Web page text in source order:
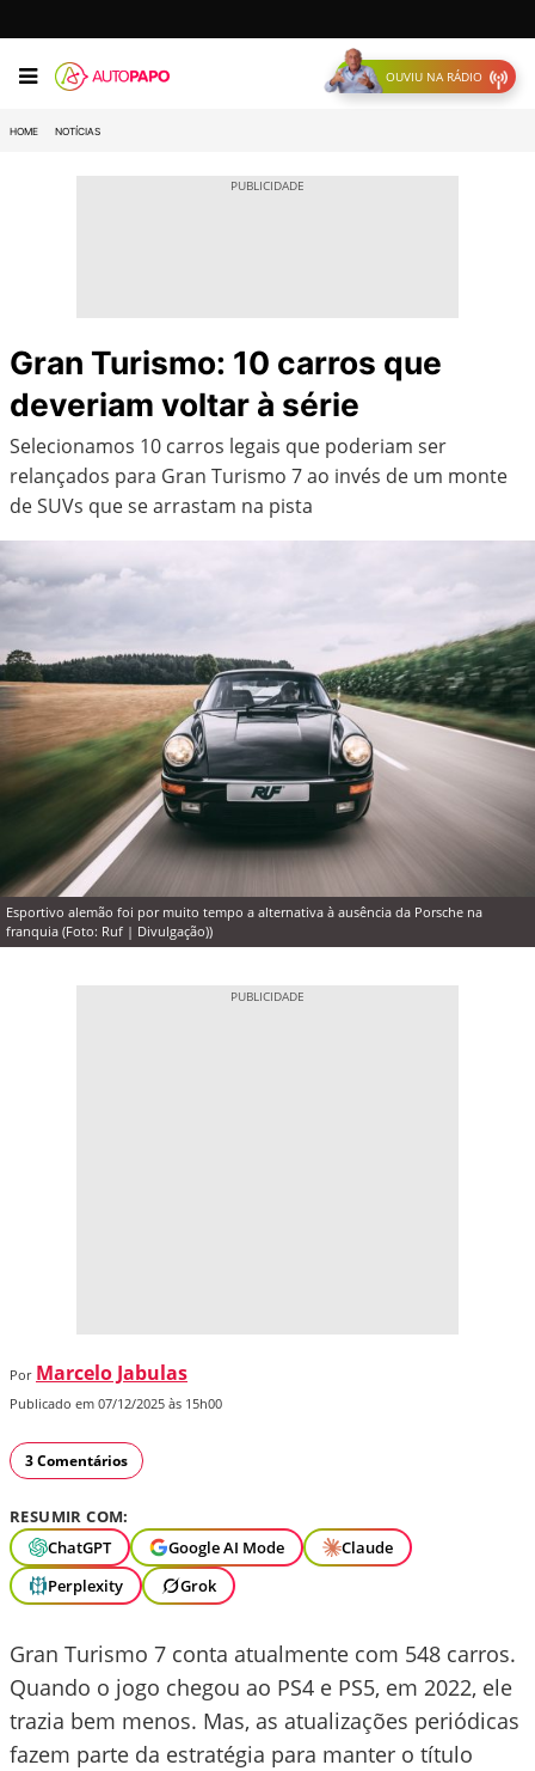
OUVIU NA RÁDIO
HOME NOTÍCIAS
Gran Turismo: 10 carros que
deveriam voltar à série
Selecionamos 10 carros legais que poderiam ser
relançados para Gran Turismo 7 ao invés de um monte
de SUVs que se arrastam na pista
Esportivo alemão foi por muito tempo a alternativa à ausência da Porsche na
franquia (Foto: Ruf | Divulgação))
Por Marcelo Jabulas
Publicado em 07/12/2025 às 15h00
3 Comentários
RESUMIR COM:
ChatGPT
Google AI Mode
Claude
Perplexity
Grok
Gran Turismo 7 conta atualmente com 548 carros.
Quando o jogo chegou ao PS4 e PS5, em 2022, ele
trazia bem menos. Mas, as atualizações periódicas
fazem parte da estratégia para manter o título